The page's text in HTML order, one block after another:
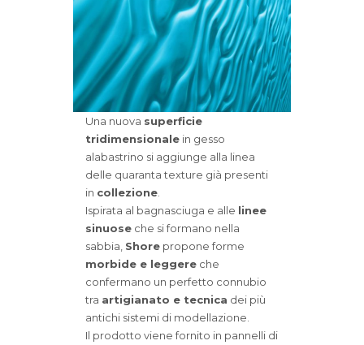
Una nuova superficie
tridimensionalein gesso
alabastrino si aggiunge alla linea
delle quaranta texture già presenti
in collezione.
Ispirata al bagnasciuga e alle linee
sinuoseche si formano nella
sabbia, Shorepropone forme
morbide e leggereche
confermano un perfetto connubio
tra artigianato e tecnica dei più
antichi sistemi di modellazione.
Il prodotto viene fornito in pannelli di